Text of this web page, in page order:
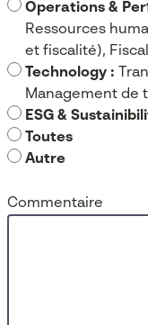
Operations &
Ressources
et fiscalité),
Technology :
Management de
ESG &
Toutes
Autre
Commentaire